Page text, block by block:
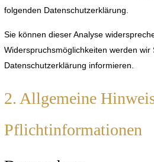
folgenden Datenschutzerklärung.
Sie können dieser Analyse
Widerspruchsmöglichkeiten werden wir
Datenschutzerklärung informieren.
2. Allgemeine
Pflichtinformationen